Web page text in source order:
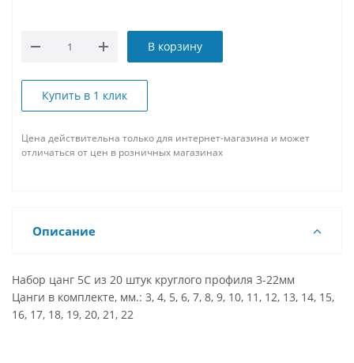
В корзину
Купить в 1 клик
Цена действительна только для интернет-магазина и может
отличаться от цен в розничных магазинах
Описание
Набор цанг 5C из 20 штук круглого профиля 3-22мм
Цанги в комплекте, мм.: 3, 4, 5, 6, 7, 8, 9, 10, 11, 12, 13, 14, 15,
16, 17, 18, 19, 20, 21, 22